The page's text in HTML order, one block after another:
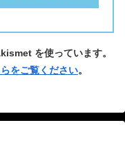
を使っています。
をご覧ください。